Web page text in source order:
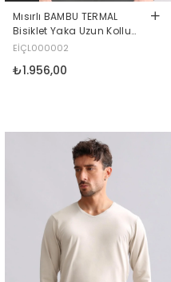
Mısırlı BAMBU TERMAL
Bisiklet Yaka Uzun Kollu
Fanila / Sweatshirt Siyah
EİÇL000002
₺1.956,00